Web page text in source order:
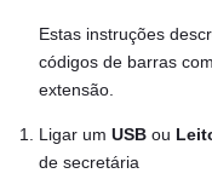
Estas instruções
códigos de barras
extensão.
Ligar um USB ou
de secretária